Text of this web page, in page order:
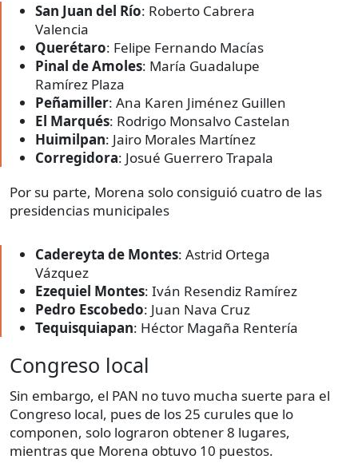
San Juan del Río: Roberto Cabrera
Valencia
Querétaro: Felipe Fernando Macías
Pinal de Amoles: María Guadalupe
Ramírez Plaza
Peñamiller: Ana Karen Jiménez Guillen
El Marqués: Rodrigo Monsalvo Castelan
Huimilpan: Jairo Morales Martínez
Corregidora: Josué Guerrero Trapala
Por su parte, Morena solo consiguió cuatro de las
presidencias municipales
Cadereyta de Montes: Astrid Ortega
Vázquez
Ezequiel Montes: Iván Resendiz Ramírez
Pedro Escobedo: Juan Nava Cruz
Tequisquiapan: Héctor Magaña Rentería
Congreso local
Sin embargo, el PAN no tuvo mucha suerte para el
Congreso local, pues de los 25 curules que lo
componen, solo lograron obtener 8 lugares,
mientras que Morena obtuvo 10 puestos.